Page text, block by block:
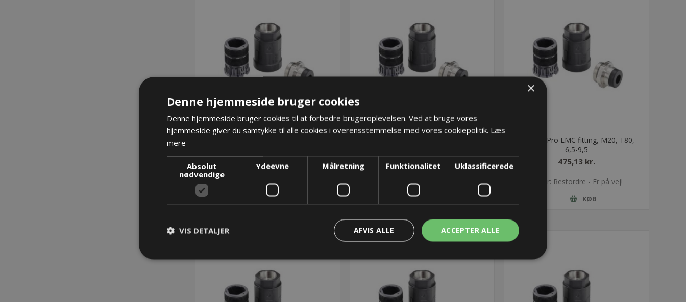
475,13 kr.
Lager: Restordre - Er på vej!
KØB
475,13 kr.
Lager: Restordre - Er på vej!
PMAFIX Pro EMC fitting, M20, T80,
6,5-9,5
475,13 kr.
Lager: Restordre - Er på vej!
KØB
×
Denne hjemmeside bruger cookies
Denne hjemmeside bruger cookies til at forbedre brugeroplevelsen. Ved at bruge vores
hjemmeside giver du samtykke til alle cookies i overensstemmelse med vores cookiepolitik. Læs
mere
Absolut
nødvendige
Ydeevne Målretning Funktionalitet Uklassificerede
ACCEPTER ALLE
AFVIS ALLE
VIS DETALJER